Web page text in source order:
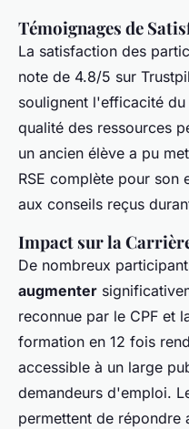
Témoignages de
La satisfaction des
note de 4.8/5 sur
soulignent l'efficacité
qualité des ressources
un ancien élève a pu
RSE complète pour son
aux conseils reçus
Impact sur la
De nombreux
augmenter
reconnue par le CPF et
formation en 12 fois
accessible à un large
demandeurs d'emploi.
permettent de répondre